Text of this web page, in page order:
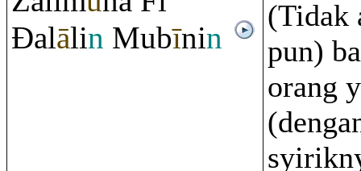
Đalālin Mubīnin
(Tidak
pun)
orang